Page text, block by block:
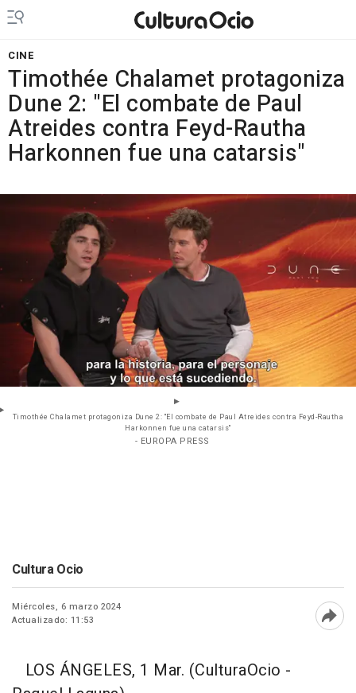
CINE
Timothée Chalamet protagoniza
Dune 2: "El combate de Paul
Atreides contra Feyd-Rautha
Harkonnen fue una catarsis"
Timothée Chalamet protagoniza Dune 2: "El combate de Paul Atreides contra Feyd-Rautha
Harkonnen fue una catarsis"
- EUROPA PRESS
Cultura Ocio
Miércoles, 6 marzo 2024
Actualizado: 11:53
LOS ÁNGELES, 1 Mar. (CulturaOcio -